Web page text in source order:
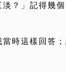
？」記得幾
當時這樣回答